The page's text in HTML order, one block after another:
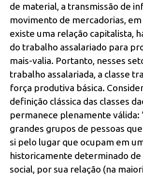
de material, a transmissão de
movimento de mercadorias, em
existe uma relação capitalista,
do trabalho assalariado para
mais-valia. Portanto, nesses
trabalho assalariada, a classe
força produtiva básica.
definição clássica das classes
permanece plenamente válida:
grandes grupos de pessoas
si pelo lugar que ocupam em
historicamente determinado
social, por sua relação (na